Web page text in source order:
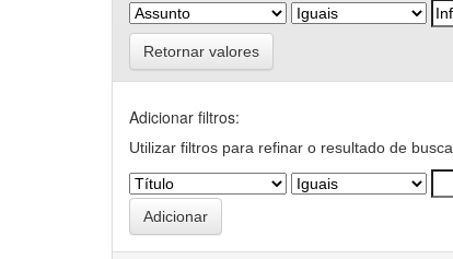
Retornar valores
Adicionar filtros:
Utilizar filtros para refinar o resultado de busca.